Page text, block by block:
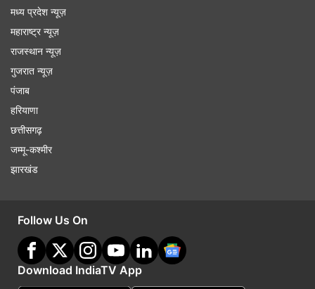
मध्य प्रदेश न्यूज़
महाराष्ट्र न्यूज़
राजस्थान न्यूज़
गुजरात न्यूज़
पंजाब
हरियाणा
छत्तीसगढ़
जम्मू-कश्मीर
झारखंड
Follow Us On
Download IndiaTV App